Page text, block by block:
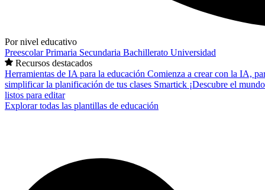
Por nivel educativo
PreescolarPrimaria Secundaria Bachillerato Universidad
Recursos destacados
Herramientas de IA para la educación Comienza a crear con la IA,
simplificar la planificación de tus clases Smartick ¡Descubre el
listos para editar
Explorar todas las plantillas de educación